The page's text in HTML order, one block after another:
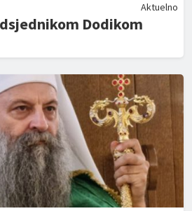
Aktuelno
Dodikom